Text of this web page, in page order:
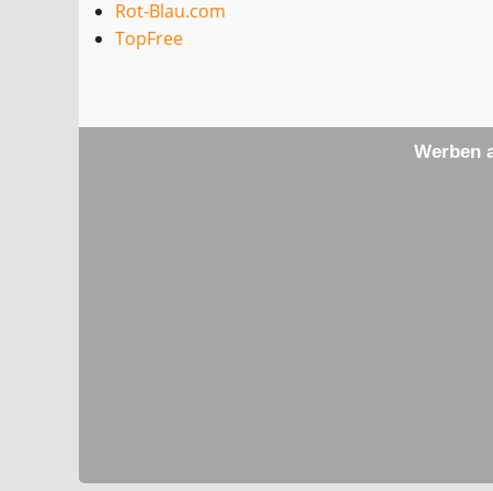
Rot-Blau.com
TopFree
Werben